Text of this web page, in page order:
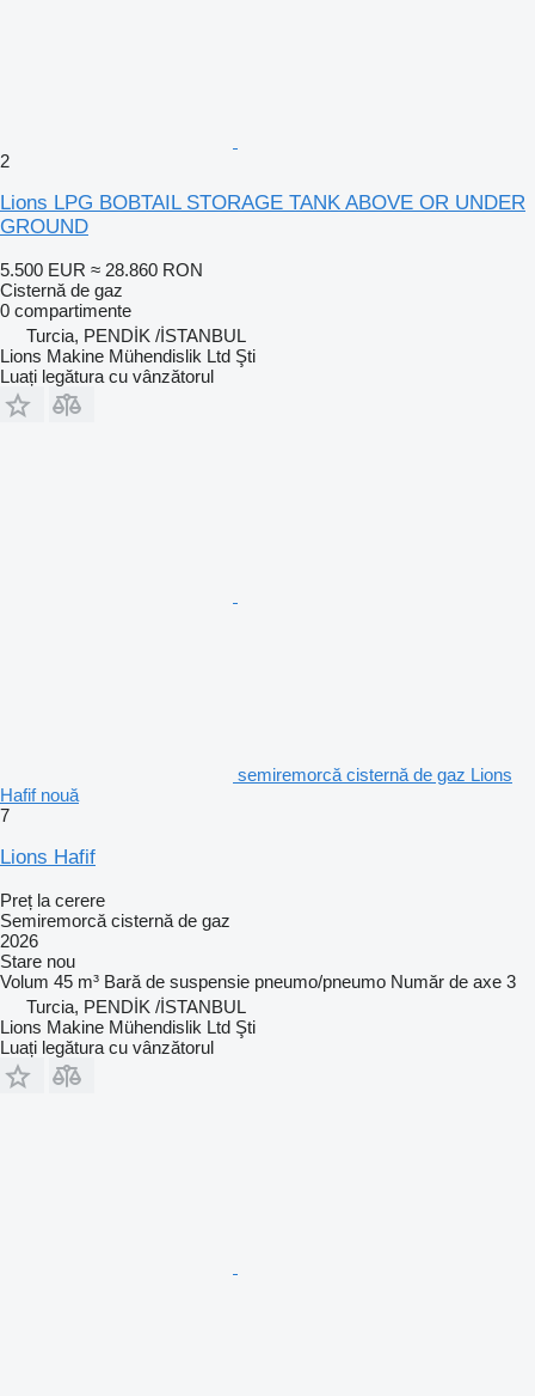
2
Lions LPG BOBTAIL STORAGE TANK ABOVE OR UNDER
GROUND
5.500 EUR ≈ 28.860 RON
Cisternă de gaz
0 compartimente
Turcia, PENDİK /İSTANBUL
Lions Makine Mühendislik Ltd Şti
Luați legătura cu vânzătorul
semiremorcă cisternă de gaz Lions
Hafif nouă
7
Lions Hafif
Preț la cerere
Semiremorcă cisternă de gaz
2026
Stare nou
Volum 45 m³ Bară de suspensie pneumo/pneumo Număr de axe 3
Turcia, PENDİK /İSTANBUL
Lions Makine Mühendislik Ltd Şti
Luați legătura cu vânzătorul